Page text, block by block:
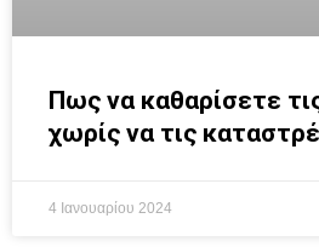
Πως να καθαρίσετε
χωρίς να τις
4 Ιανουαρίου 2024